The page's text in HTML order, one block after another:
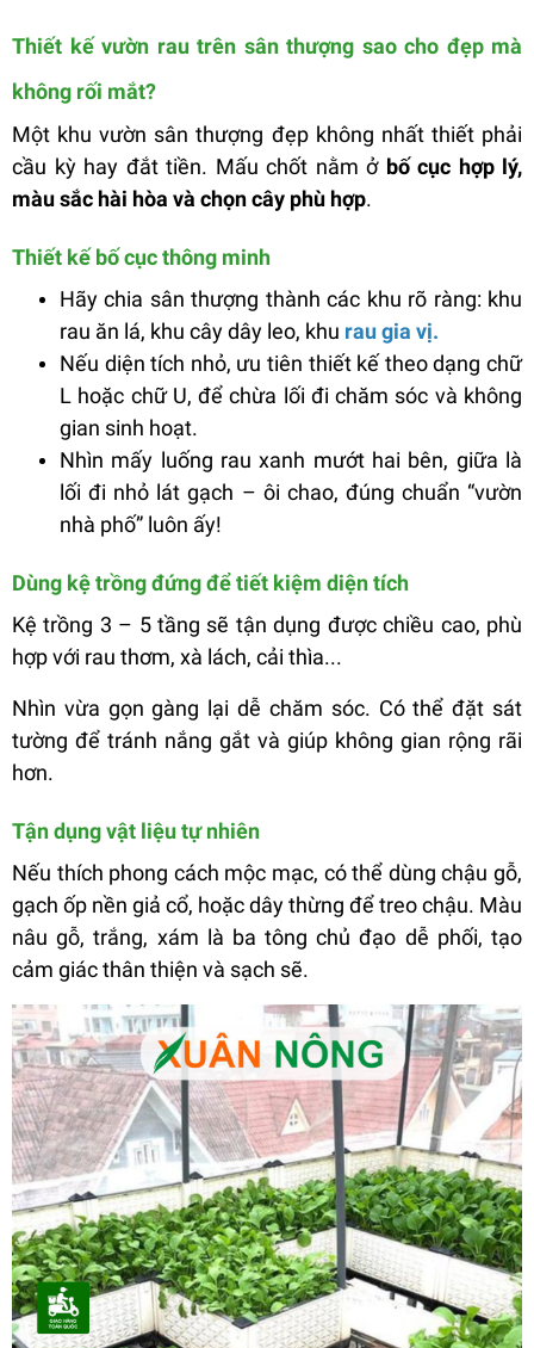
Thiết kế vườn rau trên sân thượng sao cho đẹp mà
không rối mắt?
Một khu vườn sân thượng đẹp không nhất thiết phải
cầu kỳ hay đắt tiền. Mấu chốt nằm ở bố cục hợp lý,
màu sắc hài hòa và chọn cây phù hợp.
Thiết kế bố cục thông minh
Hãy chia sân thượng thành các khu rõ ràng: khu
rau ăn lá, khu cây dây leo, khu rau gia vị.
Nếu diện tích nhỏ, ưu tiên thiết kế theo dạng chữ
L hoặc chữ U, để chừa lối đi chăm sóc và không
gian sinh hoạt.
Nhìn mấy luống rau xanh mướt hai bên, giữa là
lối đi nhỏ lát gạch – ôi chao, đúng chuẩn “vườn
nhà phố” luôn ấy!
Dùng kệ trồng đứng để tiết kiệm diện tích
Kệ trồng 3 – 5 tầng sẽ tận dụng được chiều cao, phù
hợp với rau thơm, xà lách, cải thìa...
Nhìn vừa gọn gàng lại dễ chăm sóc. Có thể đặt sát
tường để tránh nắng gắt và giúp không gian rộng rãi
hơn.
Tận dụng vật liệu tự nhiên
Nếu thích phong cách mộc mạc, có thể dùng chậu gỗ,
gạch ốp nền giả cổ, hoặc dây thừng để treo chậu. Màu
nâu gỗ, trắng, xám là ba tông chủ đạo dễ phối, tạo
cảm giác thân thiện và sạch sẽ.